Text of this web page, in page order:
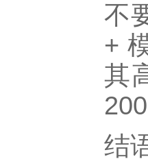
不
+
其
结